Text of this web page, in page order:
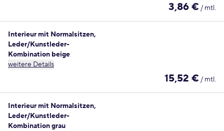
3,86 € / mtl.
Interieur mit Normalsitzen,
Leder/Kunstleder-
Kombination beige
weitere Details
15,52 € / mtl.
Interieur mit Normalsitzen,
Leder/Kunstleder-
Kombination grau